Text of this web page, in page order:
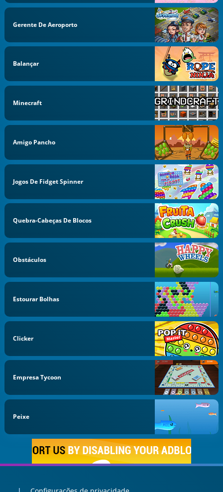
Gerente De Aeroporto
Balançar
Minecraft
Amigo Pancho
Jogos De Fidget Spinner
Quebra-Cabeças De Blocos
Obstáculos
Estourar Bolhas
Clicker
Empresa Tycoon
Peixe